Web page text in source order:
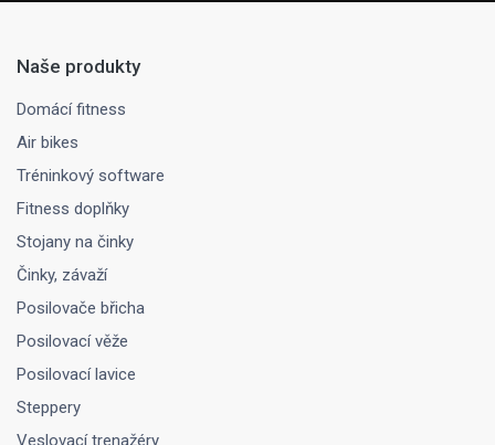
Naše produkty
Domácí fitness
Air bikes
Tréninkový software
Fitness doplňky
Stojany na činky
Činky, závaží
Posilovače břicha
Posilovací věže
Posilovací lavice
Steppery
Veslovací trenažéry